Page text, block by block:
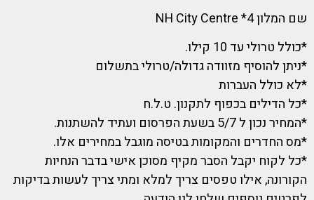
שם המלון 4* NH City Centre
*כולל טרולי עד 10 קילו.
*ניתן להוסיף מזוודה גדולה/טרולי בתשלום
*לא כולל העברות
*כל הדילים בכפוף לתקנון. ט.ל.ח
*המחיר נכון ל 5/7 בשעת הפרסום ועתיד להשתנות.
*מס החדרים והמקומות בטיסה מוגבל במחירים אלו.
*כל לקוח יקבל הסבר מקיף מסוכן אישי בדבר הנחיות
הקורונה, אילו טפסים צריך למלא ומתי צריך לעשות בדיקות